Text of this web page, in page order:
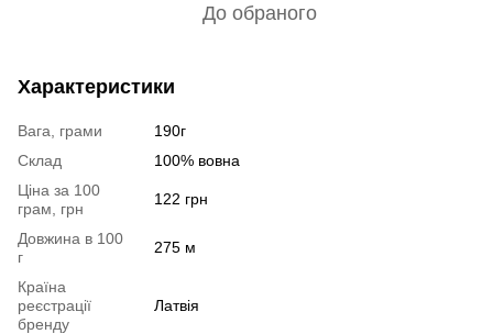
До обраного
Характеристики
Вага, грами
190г
Склад
100% вовна
Ціна за 100
грам, грн
122 грн
Довжина в 100
г
275 м
Країна
реєстрації
бренду
Латвія